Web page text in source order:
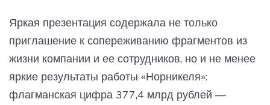
Яркая презентация содержала не только
приглашение к сопереживанию фрагментов из
жизни компании и ее сотрудников, но и не менее
яркие результаты работы «Норникеля»:
флагманская цифра 377,4 млрд рублей —